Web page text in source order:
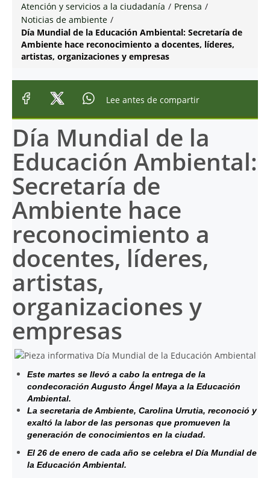
Atención y servicios a la ciudadanía / Prensa /
Noticias de ambiente /
Día Mundial de la Educación Ambiental: Secretaría de
Ambiente hace reconocimiento a docentes, líderes,
artistas, organizaciones y empresas
Lee antes de compartir
Día Mundial de la
Educación Ambiental:
Secretaría de
Ambiente hace
reconocimiento a
docentes, líderes,
artistas,
organizaciones y
empresas
Este martes se llevó a cabo la entrega de la
condecoración Augusto Ángel Maya a la Educación
Ambiental.
La secretaria de Ambiente, Carolina Urrutia, reconoció y
exaltó la labor de las personas que promueven la
generación de conocimientos en la ciudad.
El 26 de enero de cada año se celebra el Día Mundial de
la Educación Ambiental.